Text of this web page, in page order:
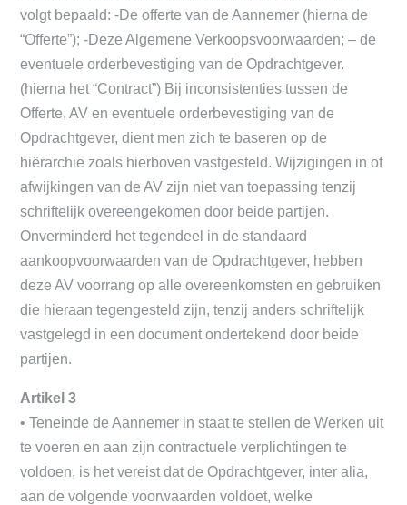
volgt bepaald: -De offerte van de Aannemer (hierna de
“Offerte”); -Deze Algemene Verkoopsvoorwaarden; – de
eventuele orderbevestiging van de Opdrachtgever.
(hierna het “Contract”) Bij inconsistenties tussen de
Offerte, AV en eventuele orderbevestiging van de
Opdrachtgever, dient men zich te baseren op de
hiërarchie zoals hierboven vastgesteld. Wijzigingen in of
afwijkingen van de AV zijn niet van toepassing tenzij
schriftelijk overeengekomen door beide partijen.
Onverminderd het tegendeel in de standaard
aankoopvoorwaarden van de Opdrachtgever, hebben
deze AV voorrang op alle overeenkomsten en gebruiken
die hieraan tegengesteld zijn, tenzij anders schriftelijk
vastgelegd in een document ondertekend door beide
partijen.
Artikel 3
• Teneinde de Aannemer in staat te stellen de Werken uit
te voeren en aan zijn contractuele verplichtingen te
voldoen, is het vereist dat de Opdrachtgever, inter alia,
aan de volgende voorwaarden voldoet, welke